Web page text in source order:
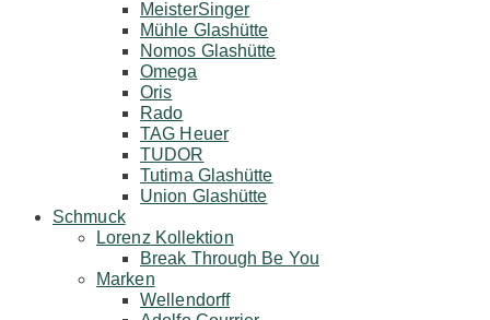
MeisterSinger
Mühle Glashütte
Nomos Glashütte
Omega
Oris
Rado
TAG Heuer
TUDOR
Tutima Glashütte
Union Glashütte
Schmuck
Lorenz Kollektion
Break Through Be You
Marken
Wellendorff